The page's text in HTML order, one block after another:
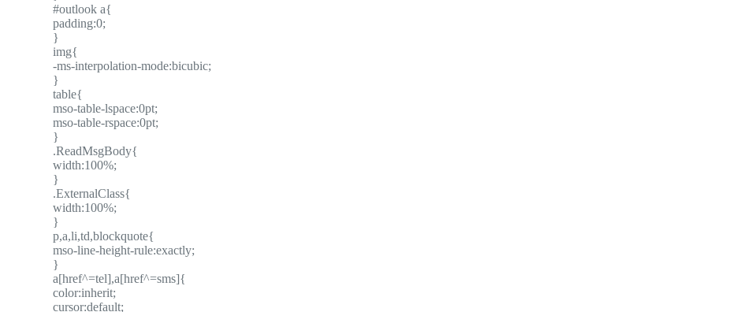
#outlook a{
padding:0;
}
img{
-ms-interpolation-mode:bicubic;
}
table{
mso-table-lspace:0pt;
mso-table-rspace:0pt;
}
.ReadMsgBody{
width:100%;
}
.ExternalClass{
width:100%;
}
p,a,li,td,blockquote{
mso-line-height-rule:exactly;
}
a[href^=tel],a[href^=sms]{
color:inherit;
cursor:default;